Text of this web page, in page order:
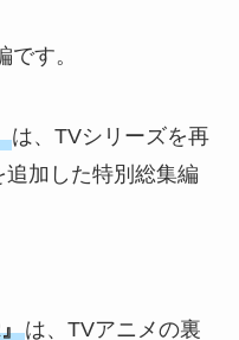
す。
は、TVシリーズを再
加した特別総集編
は、TVアニメの裏